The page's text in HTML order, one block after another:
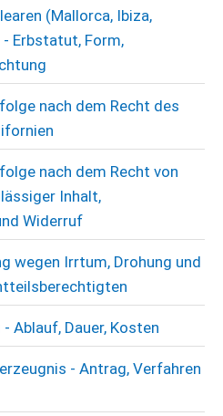
(Mallorca, Ibiza,
Erbstatut, Form,
nach dem Recht des
nach dem Recht von
Inhalt,
Widerruf
wegen Irrtum, Drohung und
Ablauf, Dauer, Kosten
- Antrag, Verfahren